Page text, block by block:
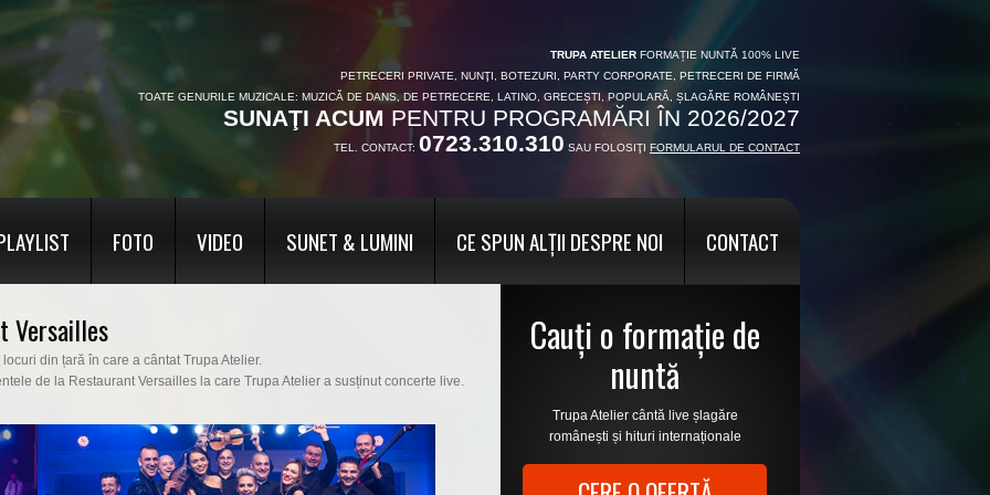
TRUPA ATELIER FORMAȚIE NUNTĂ 100% LIVE
PETRECERI PRIVATE, NUNŢI, BOTEZURI, PARTY CORPORATE, PETRECERI DE FIRMĂ
TOATE GENURILE MUZICALE: MUZICĂ DE DANS, DE PETRECERE, LATINO, GRECEȘTI, POPULARĂ, ȘLAGĂRE ROMÂNEȘTI
SUNAŢI ACUM PENTRU PROGRAMĂRI ÎN 2026/2027
TEL. CONTACT: 0723.310.310 SAU FOLOSIŢI FORMULARUL DE CONTACT
FOTO VIDEO SUNET & LUMINI CE SPUN ALȚII DESPRE NOI CONTACT
Versailles
din țară în care a cântat Trupa Atelier.
de la Restaurant Versailles la care Trupa Atelier a susținut concerte live.
Cauți o formație de
nuntă
Trupa Atelier cântă live șlagăre
românești și hituri internaționale